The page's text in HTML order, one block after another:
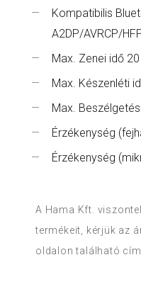
Kompatibilis
A2DP/AVRCP/
Max. Zenei idő
Max. Készenléti
Max.
Érzékenység
Érzékenység
A Hama Kft.
termékeit, kérjük az
oldalon található